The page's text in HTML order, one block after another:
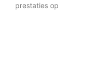
prestaties op